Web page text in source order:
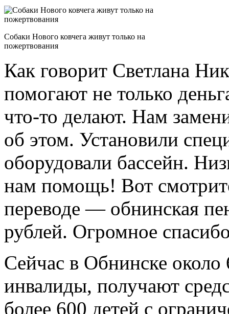
Собаки Нового ковчега живут только на
пожертвования
Как говорит Светлана
помогают не только
что-­то делают. Нам
об этом. Установили
оборудовали бассейн.
нам помощь! Вот
переводе — обнинская
рублей. Огромное
Сейчас в Обнинске около
инвалиды, получают
более 600 детей с